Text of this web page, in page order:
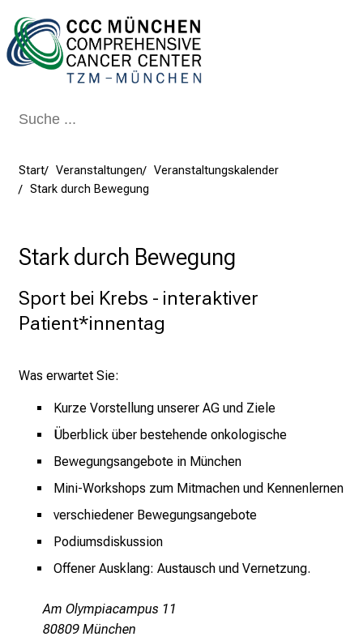
Start Veranstaltungen
Veranstaltungskalender
Stark durch Bewegung
Stark durch Bewegung
Sport bei Krebs - interaktiver
Patient*innentag
Was erwartet Sie:
Kurze Vorstellung unserer AG und Ziele
Überblick über bestehende onkologische
Bewegungsangebote in München
Mini-Workshops zum Mitmachen und Kennenlernen
verschiedener Bewegungsangebote
Podiumsdiskussion
Offener Ausklang: Austausch und Vernetzung.
Am Olympiacampus 11
80809 München